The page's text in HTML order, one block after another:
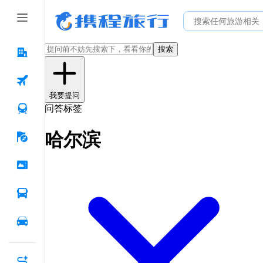
搜索
我要提问
问答标签
哈尔滨